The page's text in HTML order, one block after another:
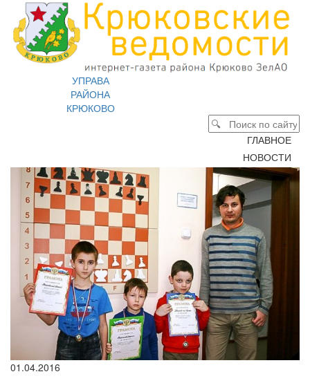
УПРАВА
РАЙОНА
КРЮКОВО
ГЛАВНОЕ
НОВОСТИ
01.04.2016